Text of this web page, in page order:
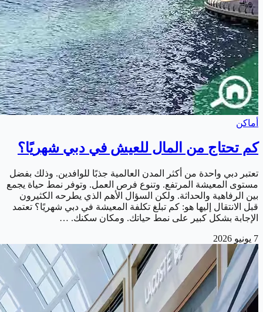
أماكن
كم تحتاج من المال للعيش في دبي شهريًا؟
تعتبر دبي واحدة من أكثر المدن العالمية جذبًا للوافدين. وذلك بفضل
مستوى المعيشة المرتفع. وتنوع فرص العمل. وتوفر نمط حياة يجمع
بين الرفاهية والحداثة. ولكن السؤال الأهم الذي يطرحه الكثيرون
قبل الانتقال إليها هو: كم تبلغ تكلفة المعيشة في دبي شهريًا؟ تعتمد
الإجابة بشكل كبير على نمط حياتك. ومكان سكنك. …
7 يونيو 2026